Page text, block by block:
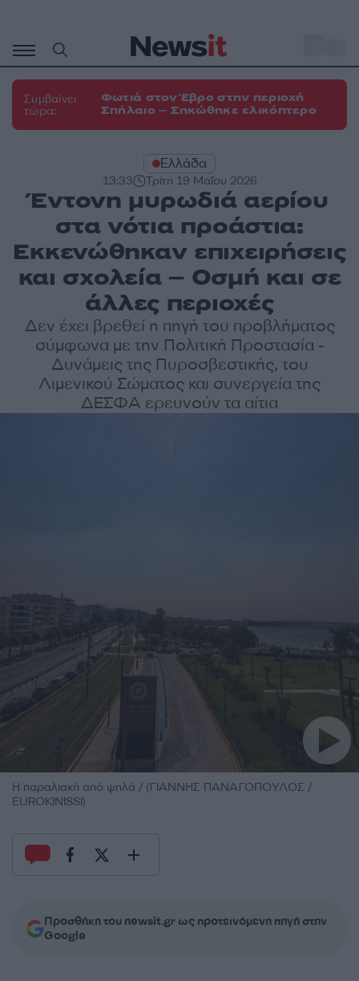
περιεχόμενο
Συμβαίνει
τώρα:
Φωτιά στον Έβρο στην περιοχή
Σπήλαιο – Σηκώθηκε ελικόπτερο
Ελλάδα
13:33 Τρίτη 19 Μαΐου 2026
Έντονη μυρωδιά αερίου
στα νότια προάστια:
Εκκενώθηκαν επιχειρήσεις
και σχολεία – Οσμή και σε
άλλες περιοχές
Δεν έχει βρεθεί η πηγή του προβλήματος
σύμφωνα με την Πολιτική Προστασία -
Δυνάμεις της Πυροσβεστικής, του
Λιμενικού Σώματος και συνεργεία της
ΔΕΣΦΑ ερευνούν τα αίτια
Η παραλιακή από ψηλά / (ΓΙΑΝΝΗΣ ΠΑΝΑΓΟΠΟΥΛΟΣ /
EUROKINISSI)
Προσθήκη του newsit.gr ως προτεινόμενη πηγή στην
Google